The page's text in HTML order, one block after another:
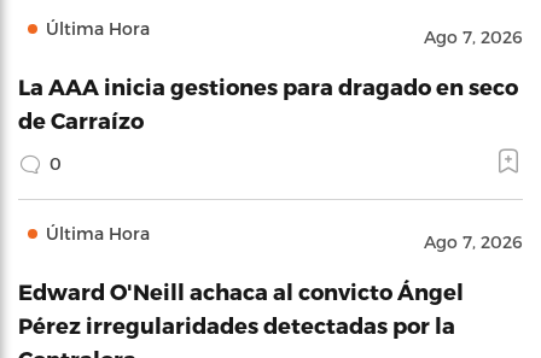
Última Hora Ago 7, 2026
La AAA inicia gestiones para dragado en seco
de Carraízo
0
Última Hora Ago 7, 2026
Edward O'Neill achaca al convicto Ángel
Pérez irregularidades detectadas por la